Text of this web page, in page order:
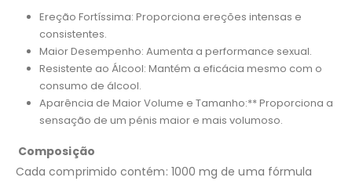
Ereção Fortíssima: Proporciona ereções intensas e
consistentes.
Maior Desempenho: Aumenta a performance sexual.
Resistente ao Álcool: Mantém a eficácia mesmo com o
consumo de álcool.
Aparência de Maior Volume e Tamanho:** Proporciona a
sensação de um pénis maior e mais volumoso.
Composição
Cada comprimido contém: 1000 mg de uma fórmula